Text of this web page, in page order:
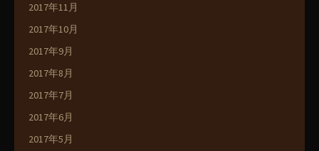
2017年11月
2017年10月
2017年9月
2017年8月
2017年7月
2017年6月
2017年5月